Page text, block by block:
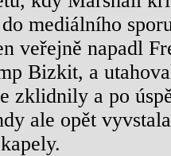
mediálního
veřejně napadl
Bizkit, a
zklidnily a po
ale opět